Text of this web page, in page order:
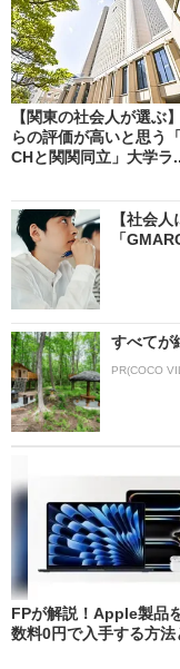
【関東の社会人が選ぶ
らの評価が高いと思う
CHと関関同立」大学ラ
【社会
「
すべてが
PR(COCO
FPが解説！Apple製品
数料0円で入手する方法